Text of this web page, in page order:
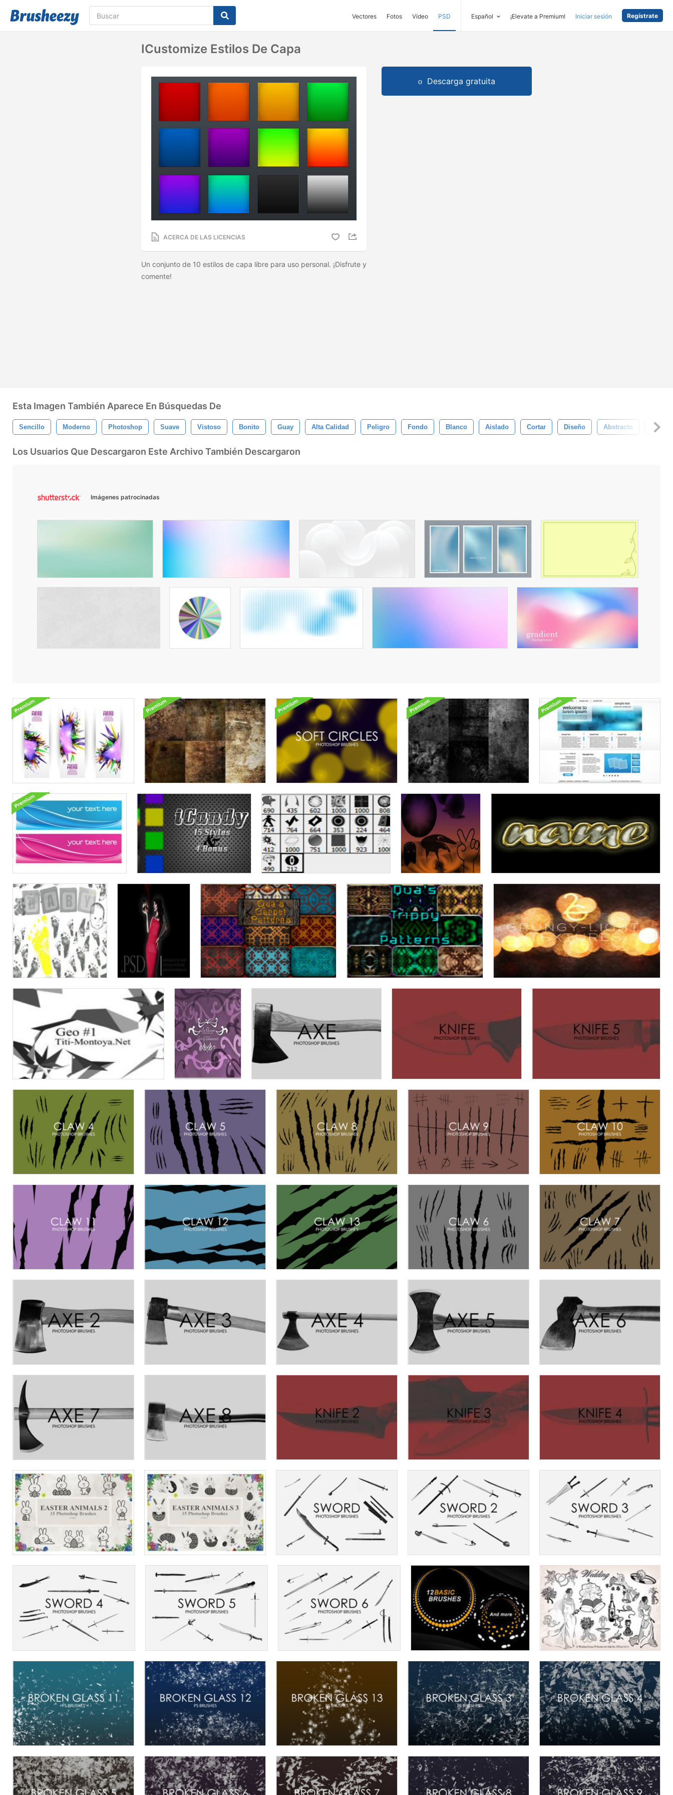
Vectores Fotos Vídeo PSD Español ¡Elevate a Premium! Iniciar sesión Regístrate
ICustomize Estilos De Capa
ACERCA DE LAS LICENCIAS
Un conjunto de 10 estilos de capa libre para uso personal. ¡Disfrute y
comente!
Descarga gratuita
Esta Imagen También Aparece En Búsquedas De
Sencillo Moderno Photoshop Suave Vistoso Bonito Guay Alta Calidad Peligro Fondo Blanco Aislado Cortar Diseño Abstracto Arma
Los Usuarios Que Descargaron Este Archivo También Descargaron
Imágenes patrocinadas